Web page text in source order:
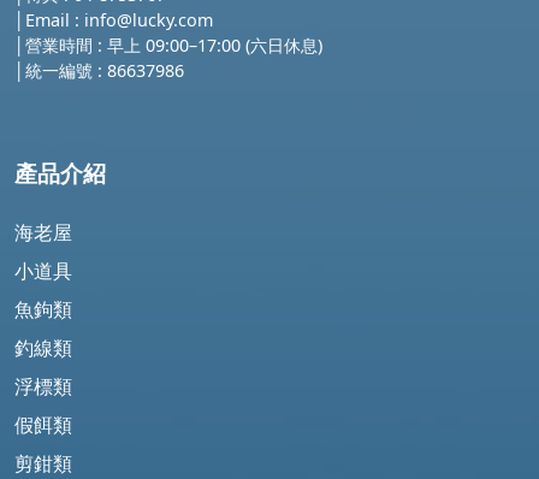
Email : info@lucky.com
│營業時間 : 早上 09:00–17:00 (六日休息)
統一編號 : 86637986
產品介紹
海老屋
小道具
魚鉤類
釣線類
浮標類
假餌類
剪鉗類